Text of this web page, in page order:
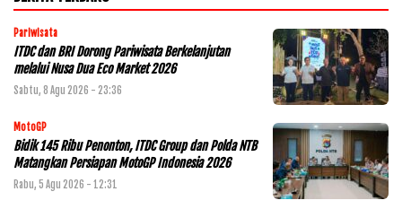
Pariwisata
ITDC dan BRI Dorong Pariwisata Berkelanjutan
melalui Nusa Dua Eco Market 2026
Sabtu, 8 Agu 2026 - 23:36
MotoGP
Bidik 145 Ribu Penonton, ITDC Group dan Polda NTB
Matangkan Persiapan MotoGP Indonesia 2026
Rabu, 5 Agu 2026 - 12:31